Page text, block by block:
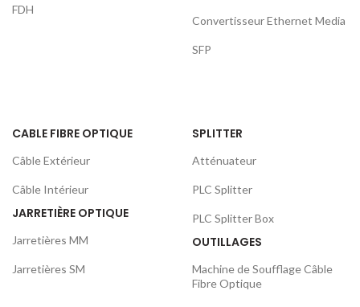
FDH
Convertisseur Ethernet Media
SFP
CABLE FIBRE OPTIQUE
Câble Extérieur
Câble Intérieur
JARRETIÈRE OPTIQUE
Jarretières MM
Jarretières SM
SPLITTER
Atténuateur
PLC Splitter
PLC Splitter Box
OUTILLAGES
Machine de Soufflage Câble
Fibre Optique